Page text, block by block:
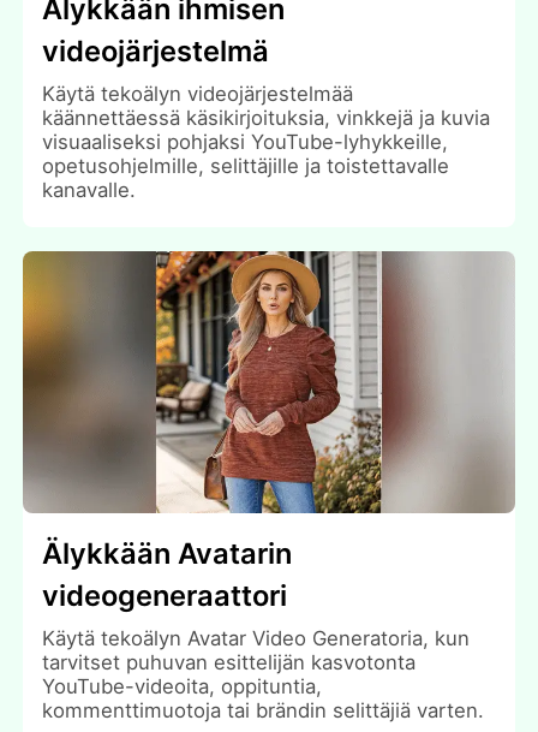
Älykkään ihmisen
videojärjestelmä
Käytä tekoälyn videojärjestelmää
käännettäessä käsikirjoituksia, vinkkejä ja kuvia
visuaaliseksi pohjaksi YouTube-lyhykkeille,
opetusohjelmille, selittäjille ja toistettavalle
kanavalle.
Älykkään Avatarin
videogeneraattori
Käytä tekoälyn Avatar Video Generatoria, kun
tarvitset puhuvan esittelijän kasvotonta
YouTube-videoita, oppituntia,
kommenttimuotoja tai brändin selittäjiä varten.